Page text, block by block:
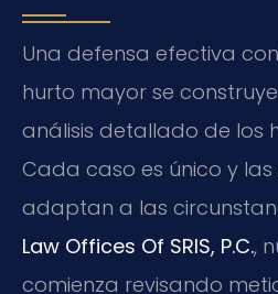
Una defensa efectiva
hurto mayor se
análisis detallado de los
Cada caso es único y
adaptan a las
Law Offices Of SRIS, P.C.,
comienza revisando